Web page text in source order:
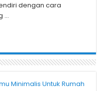
dengan cara
…
Minimalis Untuk Rumah